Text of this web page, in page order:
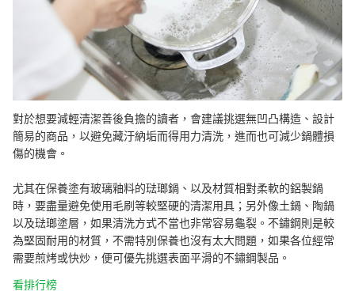
對於想要減輕清潔善後負擔的讀者，會建議挑選無凹凸構造、設計
簡易的商品，以避免藏汙納垢而得用力清洗，進而也可減少鍋體損
傷的機會。
尤其在保養塗有玻璃釉料的琺瑯鍋、以及材質相對柔軟的鋁製鍋
時，要盡量避免使用毛刷等較堅硬的清潔用具；另外像土鍋、陶鍋
以及琺瑯塗層，如果清洗方式不當也非常容易龜裂。不鏽鋼則是較
為堅固耐用的材質，不需特別保養也沒有太大問題，如果各位經常
需要煎烤或快炒，便可優先挑選表面平滑的不鏽鋼製品。
看排行榜